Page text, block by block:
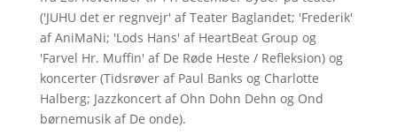
('JUHU det er regnvejr' af Teater Baglandet; 'Frederik'
af AniMaNi; 'Lods Hans' af HeartBeat Group og
'Farvel Hr. Muffin' af De Røde Heste / Refleksion) og
koncerter (Tidsrøver af Paul Banks og Charlotte
Halberg; Jazzkoncert af Ohn Dohn Dehn og Ond
børnemusik af De onde).